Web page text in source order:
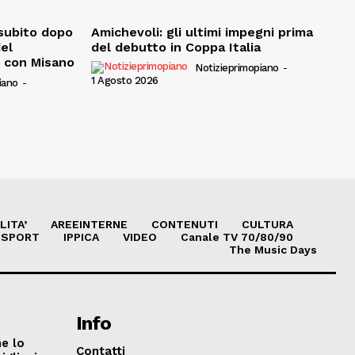
dopo
Misano
-
Amichevoli: gli ultimi impegni prima
del debutto in Coppa Italia
Notizieprimopiano -
1 Agosto 2026
AREEINTERNE CONTENUTI
CULTURA
SPORT
IPPICA VIDEO
Canale TV 70/80/90
The Music Days
lo
Info
Contatti